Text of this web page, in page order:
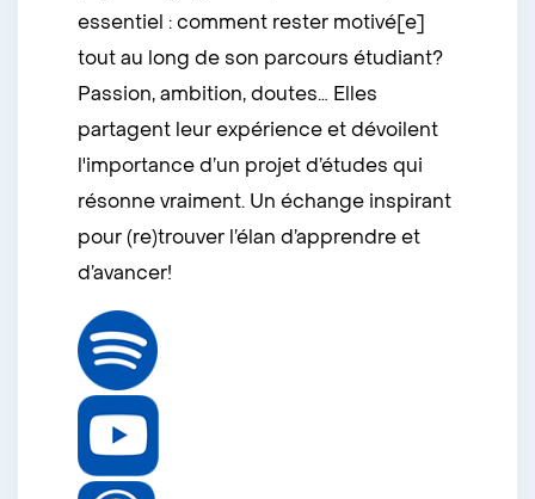
essentiel : comment rester motivé[e]
tout au long de son parcours étudiant?
Passion, ambition, doutes… Elles
partagent leur expérience et dévoilent
l'importance d’un projet d’études qui
résonne vraiment. Un échange inspirant
pour (re)trouver l’élan d’apprendre et
d’avancer!